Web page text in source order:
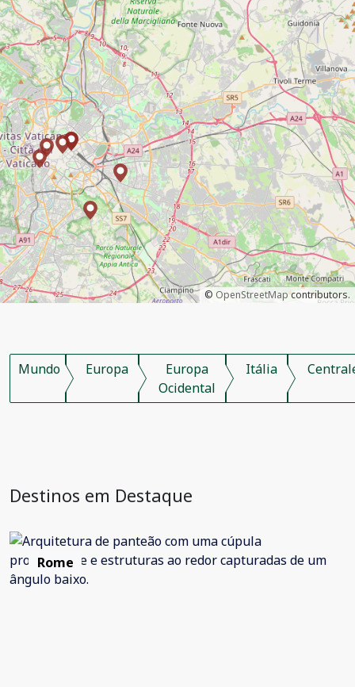
© OpenStreetMap contributors.
Mundo Europa
Europa
Ocidental
Itália
Destinos em Destaque
Rome